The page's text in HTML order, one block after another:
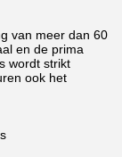
van meer dan 60
en de prima
wordt strikt
ook het